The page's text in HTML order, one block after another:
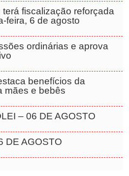
fiscalização reforçada
feira, 6 de agosto
ordinárias e aprova
benefícios da
mães e bebês
– 06 DE AGOSTO
DE AGOSTO